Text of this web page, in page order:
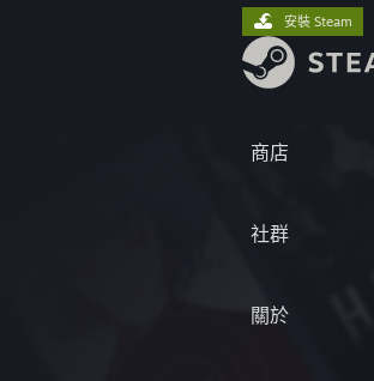
商店
社群
關於
安裝 Steam